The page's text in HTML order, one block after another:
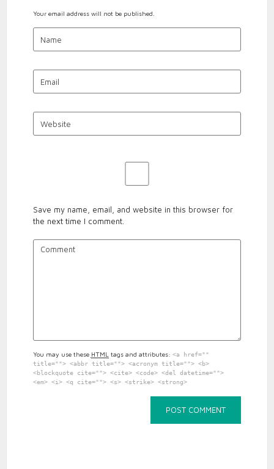
Your email address will not be published.
Save my name, email, and website in this browser for
the next time I comment.
You may use these HTML tags and attributes: <a href=""
title=""> <abbr title=""> <acronym title=""> <b>
<blockquote cite=""> <cite> <code> <del datetime="">
<em> <i> <q cite=""> <s> <strike> <strong>